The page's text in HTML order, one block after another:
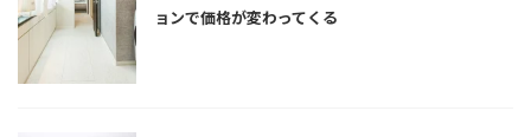
ョンで価格が変わってくる